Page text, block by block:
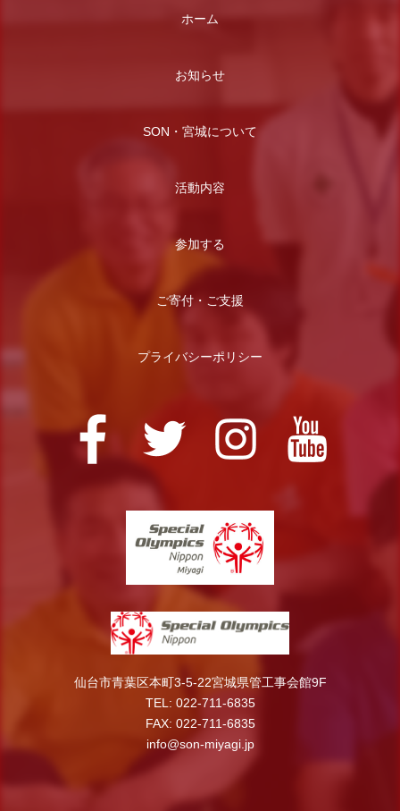
ホーム
お知らせ
SON・宮城について
活動内容
参加する
ご寄付・ご支援
プライバシーポリシー
仙台市青葉区本町3-5-22宮城県管工事会館9F
TEL: 022-711-6835
FAX: 022-711-6835
info@son-miyagi.jp